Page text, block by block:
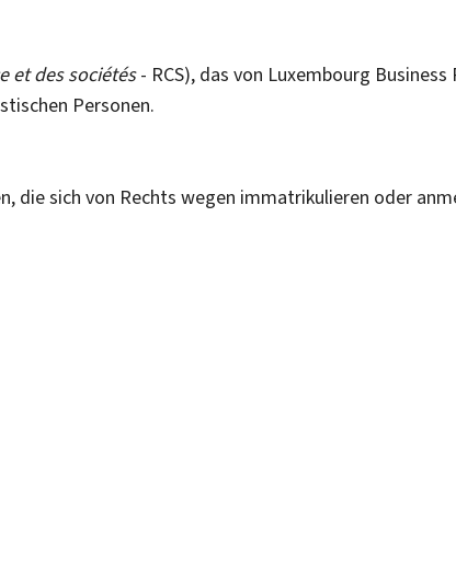
et des sociétés- RCS), das von Luxembourg Business
Personen.
die sich von Rechts wegen immatrikulieren oder